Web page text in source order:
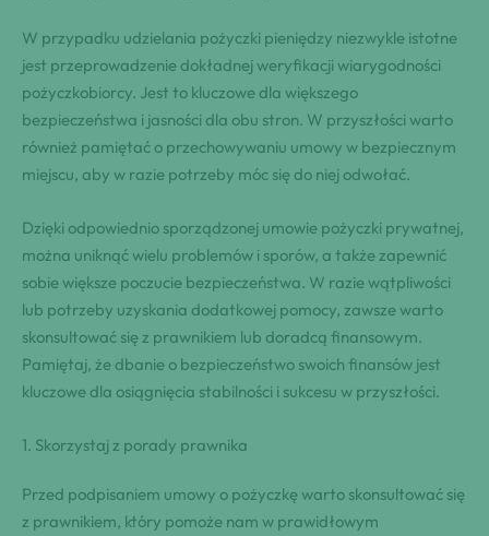
W przypadku udzielania pożyczki pieniędzy niezwykle ‌istotne
jest przeprowadzenie ⁣dokładnej weryfikacji wiarygodności⁣
pożyczkobiorcy. Jest to kluczowe dla większego
bezpieczeństwa i jasności dla obu⁢ stron. W przyszłości‌ warto
również pamiętać o przechowywaniu umowy w bezpiecznym
miejscu, aby w razie⁢ potrzeby móc się​ do niej odwołać.
Dzięki odpowiednio sporządzonej umowie pożyczki prywatnej,
można uniknąć wielu problemów i sporów, a także zapewnić
⁣sobie większe⁢ poczucie bezpieczeństwa. W razie ⁣wątpliwości
lub⁣ potrzeby uzyskania‌ dodatkowej pomocy, zawsze warto
skonsultować się z prawnikiem lub doradcą finansowym.
Pamiętaj, że dbanie o bezpieczeństwo swoich finansów jest
kluczowe dla⁣ osiągnięcia stabilności i sukcesu‌ w przyszłości.
1.‍ Skorzystaj z porady prawnika
Przed podpisaniem umowy o pożyczkę warto skonsultować się
z prawnikiem, który pomoże nam w prawidłowym